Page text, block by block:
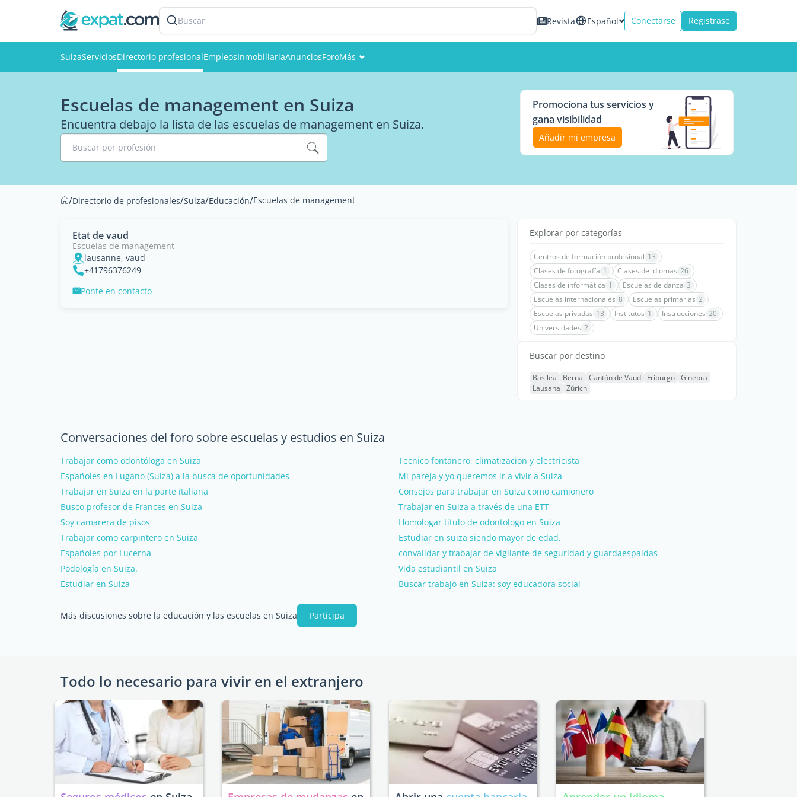
Buscar Revista Español Conectarse Registrase
SuizaServiciosDirectorio profesionalEmpleosInmobiliariaAnunciosForoMás
Miembros
Escuelas de management en Suiza
Encuentra debajo la lista de las escuelas de management en Suiza.
Buscar por profesión
Promociona tus servicios y
gana visibilidad
Añadir mi empresa
/Directorio de profesionales/Suiza/Educación/Escuelas de management
Etat de vaud
Escuelas de management
lausanne, vaud
+41796376249
Ponte en contacto
Explorar por categorías
Centros de formación profesional 13
Clases de fotografía 1 Clases de idiomas 26
Clases de informática 1 Escuelas de danza 3
Escuelas internacionales 8 Escuelas primarias 2
Escuelas privadas 13 Institutos 1 Instrucciones 20
Universidades 2
Buscar por destino
Basilea Berna Cantón de Vaud Friburgo Ginebra
Lausana
Zúrich
Conversaciones del foro sobre escuelas y estudios en Suiza
Trabajar como odontóloga en Suiza
Tecnico fontanero, climatizacion y electricista
Españoles en Lugano (Suiza) a la busca de oportunidades
Mi pareja y yo queremos ir a vivir a Suiza
Trabajar en Suiza en la parte italiana
Consejos para trabajar en Suiza como camionero
Busco profesor de Frances en Suiza
Trabajar en Suiza a través de una ETT
Soy camarera de pisos
Homologar título de odontologo en Suiza
Trabajar como carpintero en Suiza
Estudiar en suiza siendo mayor de edad.
Españoles por Lucerna
convalidar y trabajar de vigilante de seguridad y guardaespaldas
Podología en Suiza.
Vida estudiantil en Suiza
Estudiar en Suiza
Buscar trabajo en Suiza: soy educadora social
Más discusiones sobre la educación y las escuelas en Suiza Participa
Todo lo necesario para vivir en el extranjero